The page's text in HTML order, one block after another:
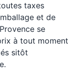
taxes
et de
se
à tout moment
sitôt